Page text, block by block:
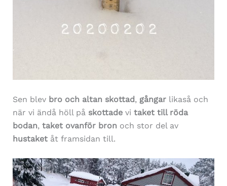
Sen blev bro och altan skottad, gångarlikaså och
när vi ändå höll på skottadevi taket till röda
bodan, taket ovanför bron och stor del av
hustaketåt framsidan till.